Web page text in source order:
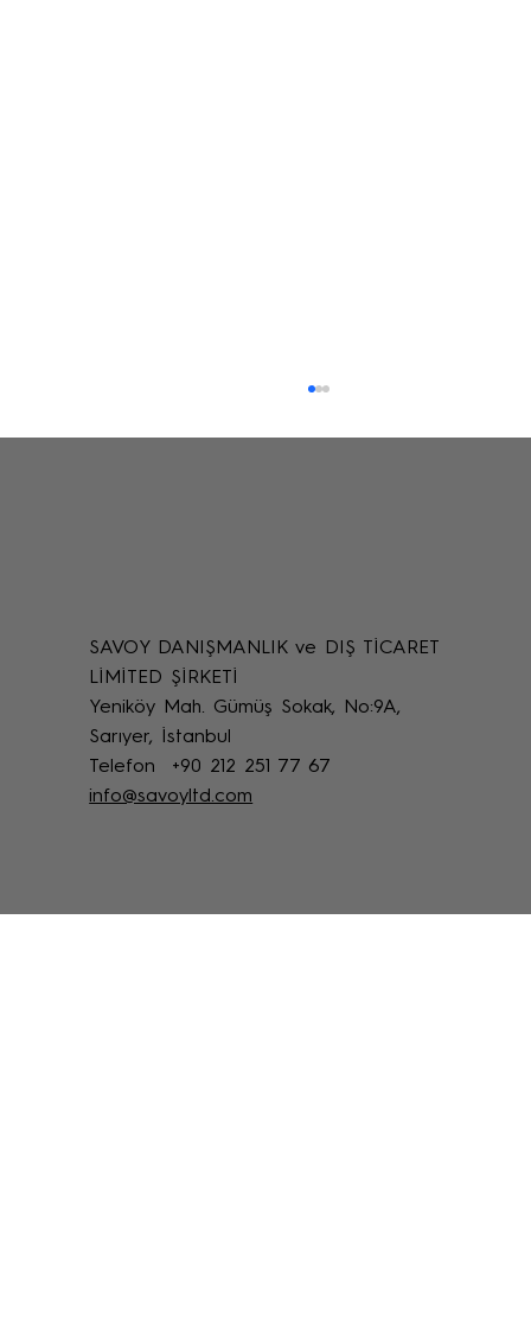
Uzaktan Restorasyon Desteği: Online
Restoratör Teknik Destek Yöntemleri
SAVOY DANIŞMANLIK ve DIŞ TİCARET
LİMİTED ŞİRKETİ
Yeniköy Mah. Gümüş Sokak, No:9A,
Sarıyer, İstanbul
Telefon +90 212 251 77 67
info@savoyltd.com